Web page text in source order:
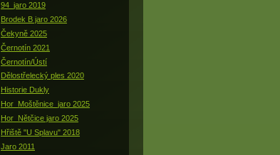
94_jaro 2019
Brodek B jaro 2026
Čekyně 2025
Černotín 2021
Černotín/Ústí
Dělostřelecký ples 2020
Historie Dukly
Hor_Moštěnice_jaro 2025
Hor_Nětčice jaro 2025
Hřiště "U Splavu" 2018
Jaro 2011